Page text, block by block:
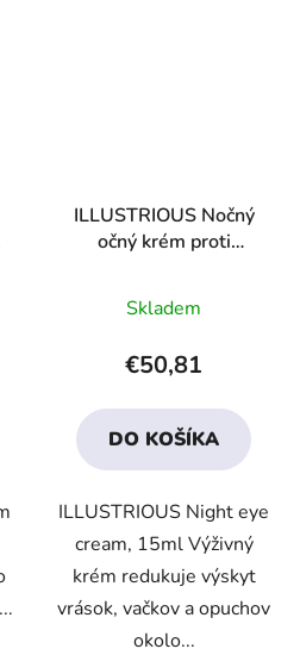
ILLUSTRIOUS Nočný
očný krém proti
hodnotenie
produktu
je
3,7
z
hviezdičiek.
Skladem
€50,81
DO KOŠÍKA
ILLUSTRIOUS Night eye
cream, 15ml Výživný
krém redukuje výskyt
vrások, vačkov a opuchov
okolo...